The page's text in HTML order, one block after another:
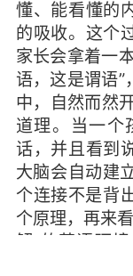
懂、能看懂的
的吸收。这个
家长会拿着一
语，这是谓语
中，自然而然
道理。当一个
话，并且看到
大脑会自动建
个连接不是背
个原理，再来
解”的英语环
字，就觉得要